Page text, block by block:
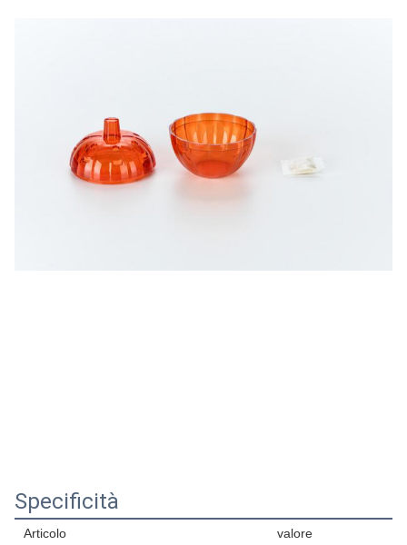
Specificità
Articolo
valore